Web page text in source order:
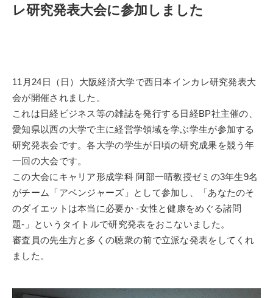
レ研究発表大会に参加しました
11月24日（日）大阪経済大学で西日本インカレ研究発表大
会が開催されました。
これは日経ビジネス等の雑誌を発行する日経BP社主催の、
愛知県以西の大学で主に経営学領域を学ぶ学生が参加する
研究発表会です。各大学の学生が日頃の研究成果を競う年
一回の大会です。
この大会にキャリア形成学科 阿部一晴教授ゼミの3年生9名
がチーム「アベンジャーズ」として参加し、「あなたのそ
のダイエットは本当に必要か -女性と健康をめぐる諸問
題-」というタイトルで研究発表をおこないました。
審査員の先生方と多くの聴衆の前で立派な発表をしてくれ
ました。